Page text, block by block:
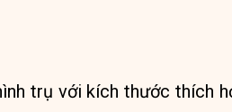
trụ với kích thước thích